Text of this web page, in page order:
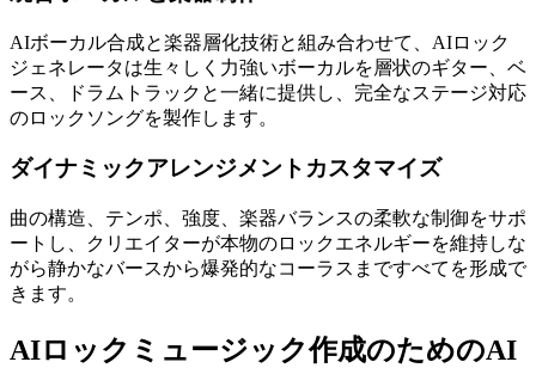
AIボーカル合成と楽器層化技術と組み合わせて、AIロック
ジェネレータは生々しく力強いボーカルを層状のギター、ベ
ース、ドラムトラックと一緒に提供し、完全なステージ対応
のロックソングを製作します。
ダイナミックアレンジメントカスタマイズ
曲の構造、テンポ、強度、楽器バランスの柔軟な制御をサポ
ートし、クリエイターが本物のロックエネルギーを維持しな
がら静かなバースから爆発的なコーラスまですべてを形成で
きます。
AIロックミュージック作成のためのAI